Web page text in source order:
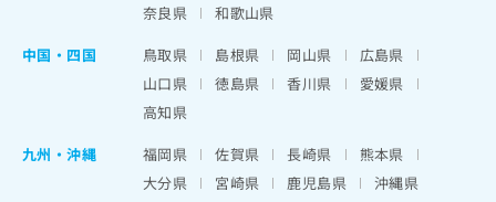
奈良県
和歌山県
中国・四国
鳥取県 島根県 岡山県
広島県
山口県
徳島県 香川県
愛媛県
高知県
九州・沖縄
福岡県 佐賀県 長崎県
熊本県
大分県
宮崎県 鹿児島県 沖縄県